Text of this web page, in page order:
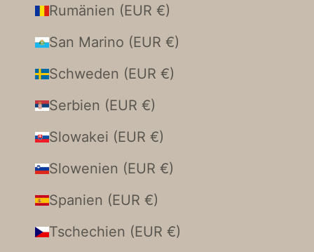
Rumänien (EUR €)
San Marino (EUR €)
Schweden (EUR €)
Serbien (EUR €)
Slowakei (EUR €)
Slowenien (EUR €)
Spanien (EUR €)
Tschechien (EUR €)